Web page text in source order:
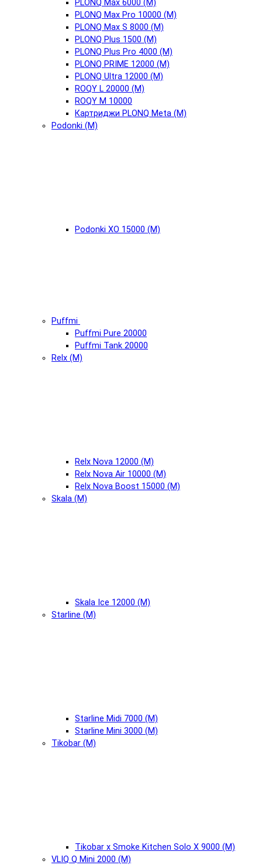
PLONQ Max 6000 (М)
PLONQ Max Pro 10000 (М)
PLONQ Max S 8000 (М)
PLONQ Plus 1500 (М)
PLONQ Plus Pro 4000 (М)
PLONQ PRIME 12000 (М)
PLONQ Ultra 12000 (М)
ROQY L 20000 (М)
ROQY M 10000
Картриджи PLONQ Meta (М)
Podonki (М)
Podonki XO 15000 (М)
Puffmi
Puffmi Pure 20000
Puffmi Tank 20000
Relx (М)
Relx Nova 12000 (М)
Relx Nova Air 10000 (М)
Relx Nova Boost 15000 (М)
Skala (М)
Skala Ice 12000 (М)
Starline (М)
Starline Midi 7000 (М)
Starline Mini 3000 (М)
Tikobar (М)
Tikobar x Smoke Kitchen Solo X 9000 (М)
VLIQ Q Mini 2000 (М)